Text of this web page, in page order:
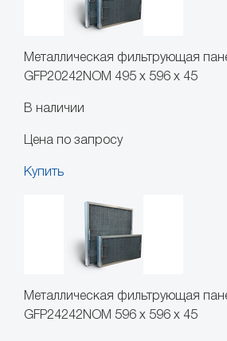
Металлическая фильтрующая
GFP20242NOM 495 x 596 x 45
В наличии
Цена по запросу
Купить
Металлическая фильтрующая
GFP24242NOM 596 x 596 x 45